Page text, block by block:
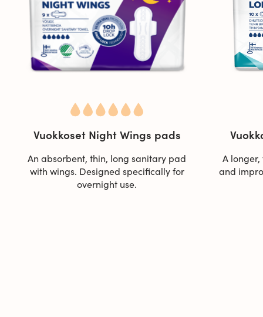
Vuokkoset Night Wings pads
An absorbent, thin, long sanitary pad
with wings. Designed specifically for
overnight use.
A
and